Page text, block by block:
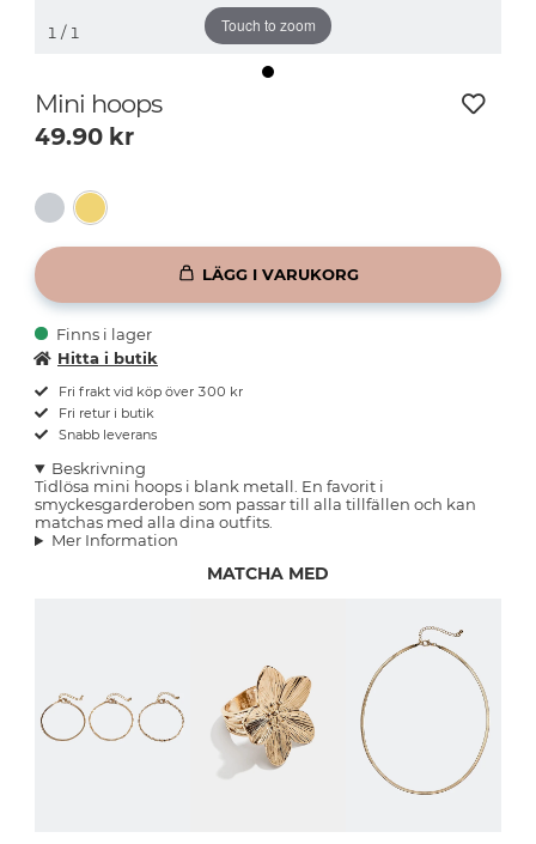
Touch to zoom
1 / 1
Mini hoops
49.90 kr
LÄGG I VARUKORG
Finns i lager
Hitta i butik
Fri frakt vid köp över 300 kr
Fri retur i butik
Snabb leverans
Beskrivning
Tidlösa mini hoops i blank metall. En favorit i
smyckesgarderoben som passar till alla tillfällen och kan
matchas med alla dina outfits.
Mer Information
MATCHA MED